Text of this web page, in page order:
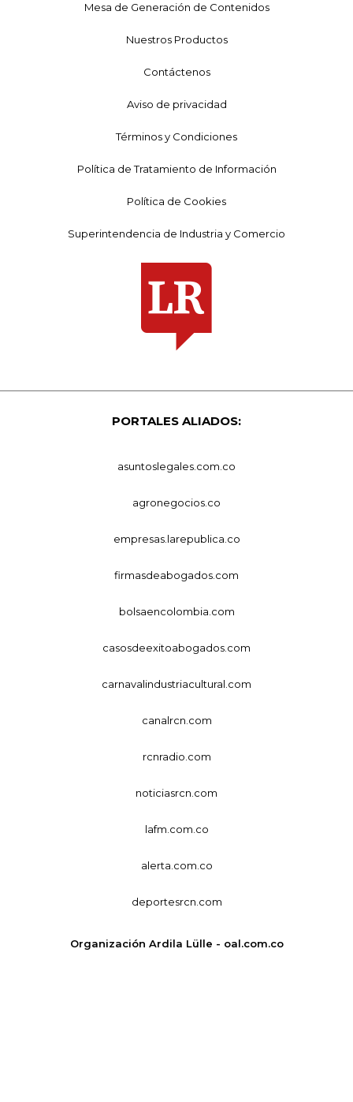
Mesa de Generación de Contenidos
Nuestros Productos
Contáctenos
Aviso de privacidad
Términos y Condiciones
Política de Tratamiento de Información
Política de Cookies
Superintendencia de Industria y Comercio
PORTALES ALIADOS:
asuntoslegales.com.co
agronegocios.co
empresas.larepublica.co
firmasdeabogados.com
bolsaencolombia.com
casosdeexitoabogados.com
carnavalindustriacultural.com
canalrcn.com
rcnradio.com
noticiasrcn.com
lafm.com.co
alerta.com.co
deportesrcn.com
Organización Ardila Lülle - oal.com.co